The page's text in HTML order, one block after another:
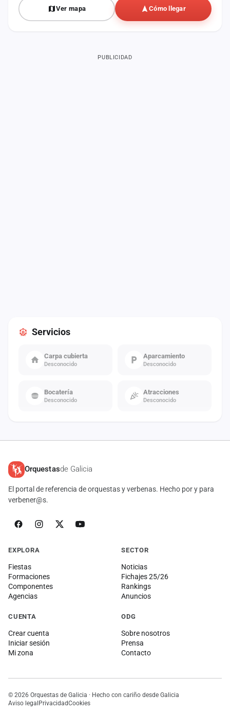
Ver mapa Cómo llegar
Servicios
Carpa cubierta
Desconocido
Aparcamiento
Desconocido
Bocatería
Desconocido
Atracciones
Desconocido
PUBLICIDAD
Orquestasde Galicia
El portal de referencia de orquestas y verbenas. Hecho por y para
verbener@s.
EXPLORA
Fiestas
Formaciones
Componentes
Agencias
SECTOR
Noticias
Fichajes 25/26
Rankings
Anuncios
CUENTA
Crear cuenta
Iniciar sesión
Mi zona
ODG
Sobre nosotros
Prensa
Contacto
© 2026 Orquestas de Galicia · Hecho con cariño desde Galicia
Aviso legalPrivacidadCookies